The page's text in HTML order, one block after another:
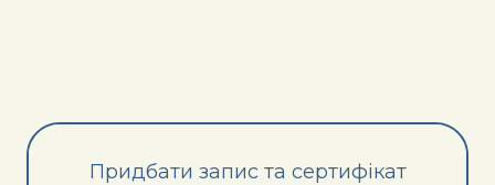
Придбати запис та сертифікат